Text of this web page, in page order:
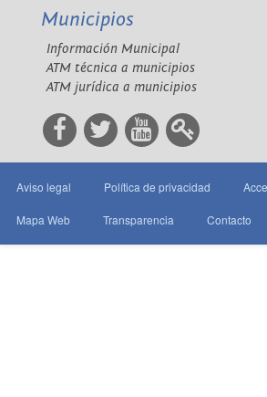
Municipios
Información Municipal
ATM técnica a municipios
ATM jurídica a municipios
Aviso legal Política de privacidad
Mapa Web Transparencia Contacto